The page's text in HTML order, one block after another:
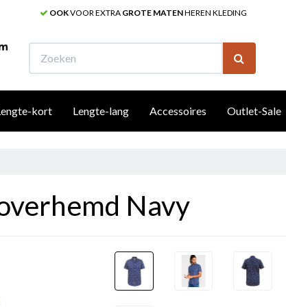
OOKVOOR EXTRA GROTE MATENHEREN KLEDING
kort Lengte-lang Accessoires Outlet-Sale
Navy